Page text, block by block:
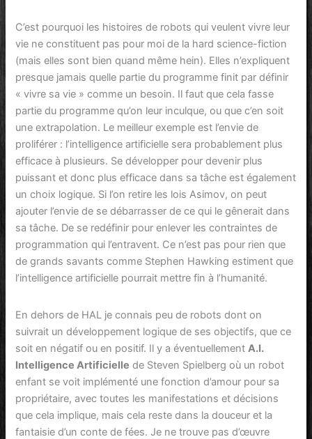
C’est pourquoi les histoires de robots qui veulent vivre leur
vie ne constituent pas pour moi de la hard science-fiction
(mais elles sont bien quand même hein). Elles n’expliquent
presque jamais quelle partie du programme finit par définir
« vivre sa vie » comme un besoin. Il faut que cela fasse
partie du programme qu’on leur inculque, ou que c’en soit
une extrapolation. Le meilleur exemple est l’envie de
proliférer : l’intelligence artificielle sera probablement plus
efficace à plusieurs. Se développer pour devenir plus
puissant et donc plus efficace dans sa tâche est également
un choix logique. Si l’on retire les lois Asimov, on peut
ajouter l’envie de se débarrasser de ce qui le gênerait dans
sa tâche. De se redéfinir pour enlever les contraintes de
programmation qui l’entravent. Ce n’est pas pour rien que
de grands savants comme Stephen Hawking estiment que
l’intelligence artificielle pourrait mettre fin à l’humanité.
En dehors de HAL je connais peu de robots dont on
suivrait un développement logique de ses objectifs, que ce
soit en négatif ou en positif. Il y a éventuellement A.I.
Intelligence Artificielle de Steven Spielberg où un robot
enfant se voit implémenté une fonction d’amour pour sa
propriétaire, avec toutes les manifestations et décisions
que cela implique, mais cela reste dans la douceur et la
fantaisie d’un conte de fées. Je ne trouve pas d’œuvre